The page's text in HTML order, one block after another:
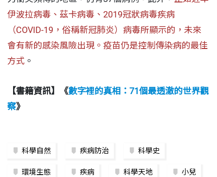
伊波拉病毒、茲卡病毒、2019冠狀病毒疾病
（COVID-19，俗稱新冠肺炎）病毒所顯示的，未來
會有新的感染風險出現。疫苗仍是控制傳染病的最佳
方式 。
【書籍資訊】《數字裡的真相：71個最透澈的世界觀
察》
科學自然 疾病防治 科學史
環境生態 疾病 科學天地 小兒